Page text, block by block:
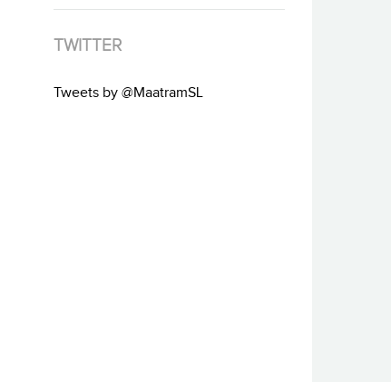
TWITTER
Tweets by @MaatramSL